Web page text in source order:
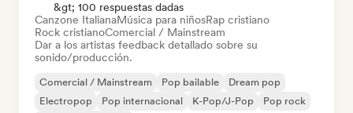
&gt; 100 respuestas dadas
Canzone ItalianaMúsica para niñosRap cristiano
Rock cristianoComercial / Mainstream
Dar a los artistas feedback detallado sobre su
sonido/producción.
Comercial / Mainstream Pop bailable
Dream pop
Electropop
Pop internacional K-Pop/J-Pop
Pop rock